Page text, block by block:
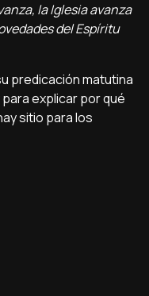
la Iglesia avanza
del Espí­ritu
predicación matutina
explicar por qué
sitio para los